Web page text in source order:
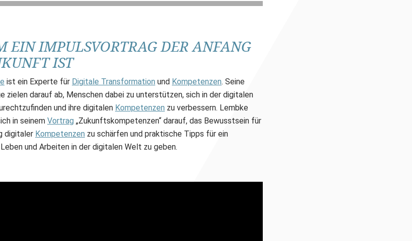
EIN IMPULSVORTRAG DER ANFANG
IST
ist ein Experte für Digitale Transformation und Kompetenzen. Seine
zielen darauf ab, Menschen dabei zu unterstützen, sich in der digitalen
und ihre digitalen Kompetenzen zu verbessern. Lembke
in seinem Vortrag „Zukunftskompetenzen“ darauf, das Bewusstsein für
digitaler Kompetenzen zu schärfen und praktische Tipps für ein
und Arbeiten in der digitalen Welt zu geben.